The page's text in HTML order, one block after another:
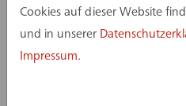
Jetzt teilen
Cookies auf dieser Website
und in unserer
Impressum.